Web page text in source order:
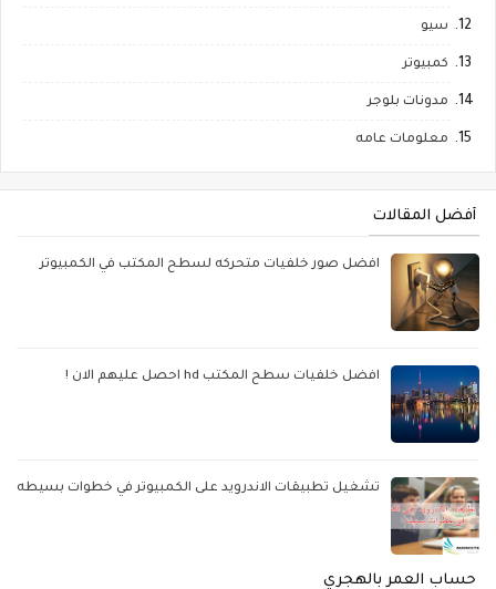
سيو
كمبيوتر
مدونات بلوجر
معلومات عامه
أفضل المقالات
افضل صور خلفيات متحركه لسطح المكتب في الكمبيوتر
افضل خلفيات سطح المكتب hd احصل عليهم الان !
تشغيل تطبيقات الاندرويد على الكمبيوتر في خطوات بسيطه
حساب العمر بالهجري